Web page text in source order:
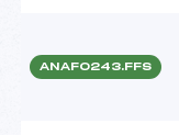
ANAF0243.FFS